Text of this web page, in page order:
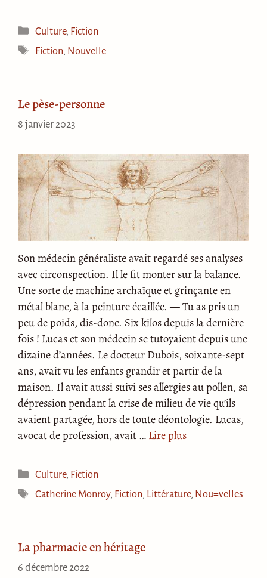
Catégories
Culture, Fiction
Étiquettes
Fiction, Nouvelle
Le pèse-personne
8 janvier 2023
Son médecin généraliste avait regardé ses analyses
avec circonspection. Il le fit monter sur la balance.
Une sorte de machine archaïque et grinçante en
métal blanc, à la peinture écaillée. — Tu as pris un
peu de poids, dis-donc. Six kilos depuis la dernière
fois ! Lucas et son médecin se tutoyaient depuis une
dizaine d’années. Le docteur Dubois, soixante-sept
ans, avait vu les enfants grandir et partir de la
maison. Il avait aussi suivi ses allergies au pollen, sa
dépression pendant la crise de milieu de vie qu’ils
avaient partagée, hors de toute déontologie. Lucas,
avocat de profession, avait … Lire plus
Catégories
Culture, Fiction
Étiquettes
Catherine Monroy, Fiction, Littérature, Nou=velles
La pharmacie en héritage
6 décembre 2022